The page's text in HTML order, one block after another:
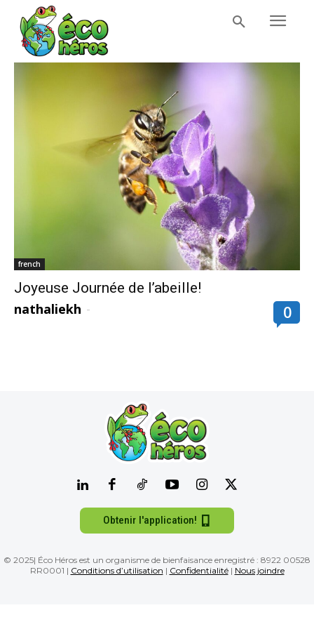
french
Joyeuse Journée de l’abeille!
nathaliekh - 0
Obtenir l'application!
© 2025| Éco Héros est un organisme de bienfaisance enregistré : 8922 00528
RR0001 | Conditions d’utilisation | Confidentialité| Nous joindre